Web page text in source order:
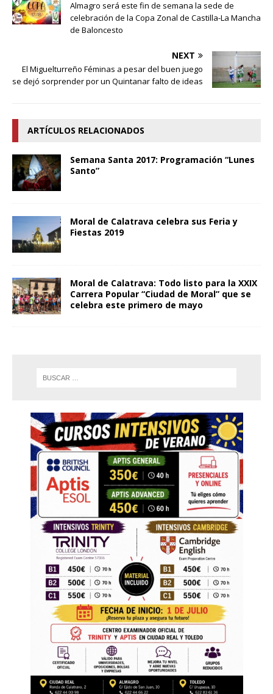
Almagro será este fin de semana la sede de
celebración de la Copa Zonal de Castilla-La Mancha
de Baloncesto
NEXT
El Miguelturreño Féminas a pesar del buen juego
se dejó sorprender por un Quintanar falto de ideas
ARTÍCULOS RELACIONADOS
Semana Santa 2017: Programación “Lunes
Santo”
Moral de Calatrava celebra sus Feria y
Fiestas 2019
Moral de Calatrava: Todo listo para la XXIX
Carrera Popular “Ciudad de Moral” que se
celebra este primero de mayo